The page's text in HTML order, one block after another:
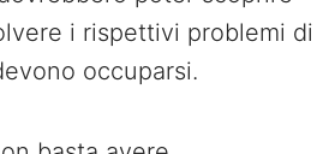
i rispettivi problemi di
occuparsi.